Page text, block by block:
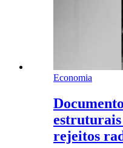
Economia
estruturais
rejeitos